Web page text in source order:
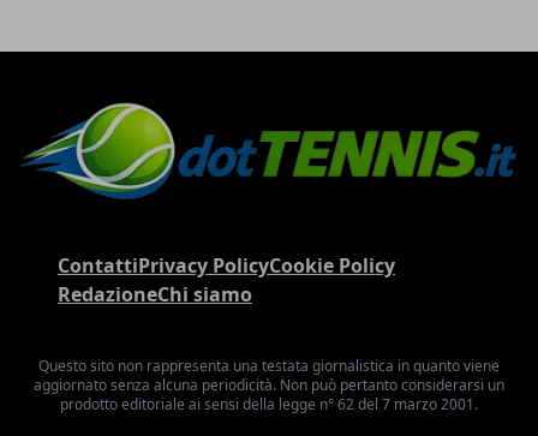
ContattiPrivacy PolicyCookie Policy
RedazioneChi siamo
Questo sito non rappresenta una testata giornalistica in quanto viene
aggiornato senza alcuna periodicità. Non può pertanto considerarsi un
prodotto editoriale ai sensi della legge n° 62 del 7 marzo 2001.